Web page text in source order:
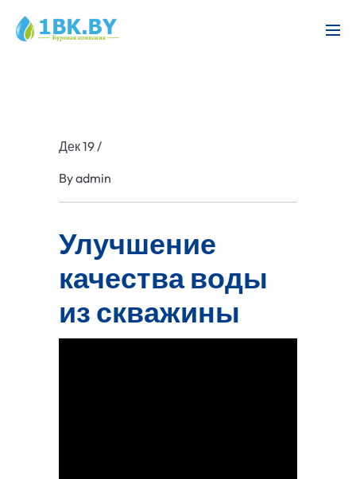
Дек 19/
Byadmin
Улучшение
качества воды
из скважины